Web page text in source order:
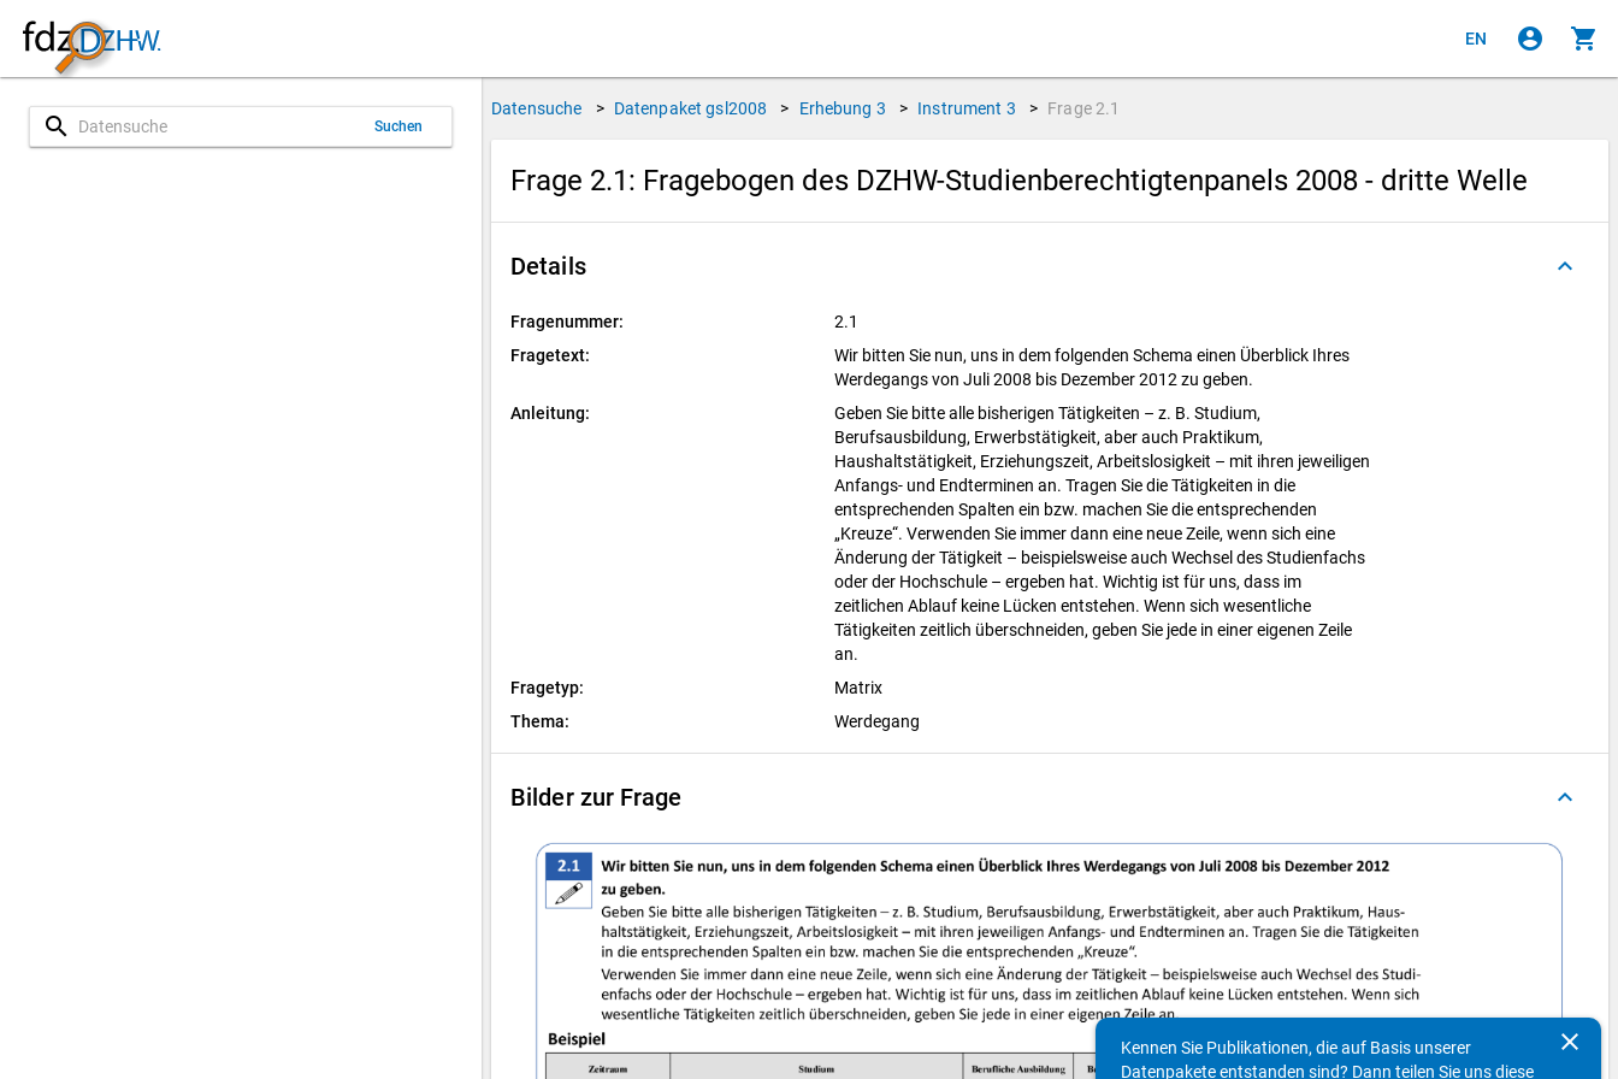
EN account_circle shopping_cart
search Suchen
Datensuche > Datenpaket gsl2008 > Erhebung 3 > Instrument 3 > Frage 2.1
Frage 2.1: Fragebogen des DZHW-Studienberechtigtenpanels 2008 - dritte Welle
Details keyboard_arrow_up
Fragenummer:
2.1
Fragetext:
Wir bitten Sie nun, uns in dem folgenden Schema einen Überblick Ihres
Werdegangs von Juli 2008 bis Dezember 2012 zu geben.
Anleitung:
Geben Sie bitte alle bisherigen Tätigkeiten – z. B. Studium,
Berufsausbildung, Erwerbstätigkeit, aber auch Praktikum,
Haushaltstätigkeit, Erziehungszeit, Arbeitslosigkeit – mit ihren jeweiligen
Anfangs- und Endterminen an. Tragen Sie die Tätigkeiten in die
entsprechenden Spalten ein bzw. machen Sie die entsprechenden
„Kreuze“. Verwenden Sie immer dann eine neue Zeile, wenn sich eine
Änderung der Tätigkeit – beispielsweise auch Wechsel des Studienfachs
oder der Hochschule – ergeben hat. Wichtig ist für uns, dass im
zeitlichen Ablauf keine Lücken entstehen. Wenn sich wesentliche
Tätigkeiten zeitlich überschneiden, geben Sie jede in einer eigenen Zeile
an.
Fragetyp:
Matrix
Thema:
Werdegang
Bilder zur Frage keyboard_arrow_up
clear
Kennen Sie Publikationen, die auf Basis unserer
Datenpakete entstanden sind? Dann teilen Sie uns diese